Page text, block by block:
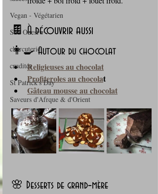
Vegan - Végétarien
Sud Ouest
charcuterie
crudités
St Patrick's Day
Saveurs d'Afrque & d'Orient
🍫 À découvrir aussi
👩‍🍳 Autour du chocolat
Religieuses au chocolat
Profiteroles au chocolat
Gâteau mousse au chocolat
🌸 Desserts de grand‑mère